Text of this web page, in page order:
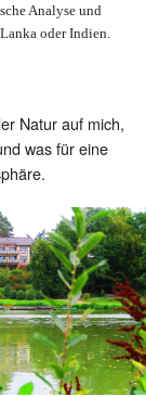
Analyse und
oder Indien.
Natur auf mich,
was für eine